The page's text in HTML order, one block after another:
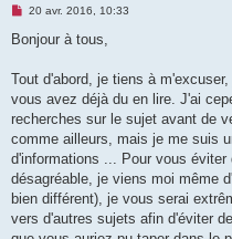
M
s
g
n
o
l
u
20 avr. 2016, 10:33
Bonjour à tous,
Tout d'abord, je tiens à
vous avez déjà du en lire. J'ai
recherches sur le sujet avant de
comme ailleurs, mais je me suis
d'informations ... Pour vous
désagréable, je viens moi même
bien différent), je vous serai
vers d'autres sujets afin d'éviter